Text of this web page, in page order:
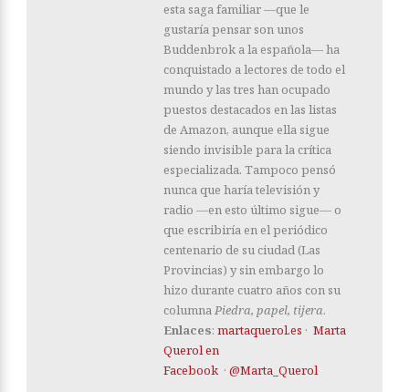
esta saga familiar ―que le
gustaría pensar son unos
Buddenbrok a la española― ha
conquistado a lectores de todo el
mundo y las tres han ocupado
puestos destacados en las listas
de Amazon, aunque ella sigue
siendo invisible para la crítica
especializada. Tampoco pensó
nunca que haría televisión y
radio ―en esto último sigue― o
que escribiría en el periódico
centenario de su ciudad (Las
Provincias) y sin embargo lo
hizo durante cuatro años con su
columnaPiedra, papel, tijera.
Enlaces: martaquerol.es · Marta
Querol en
Facebook · @Marta_Querol